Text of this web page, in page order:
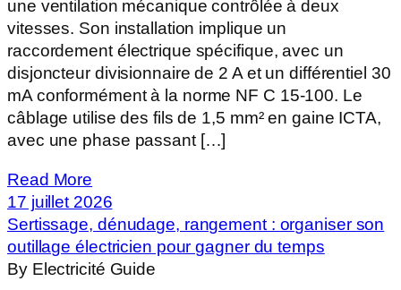
une ventilation mécanique contrôlée à deux
vitesses. Son installation implique un
raccordement électrique spécifique, avec un
disjoncteur divisionnaire de 2 A et un différentiel 30
mA conformément à la norme NF C 15-100. Le
câblage utilise des fils de 1,5 mm² en gaine ICTA,
avec une phase passant […]
Read More
17 juillet 2026
Sertissage, dénudage, rangement : organiser son
outillage électricien pour gagner du temps
By Electricité Guide